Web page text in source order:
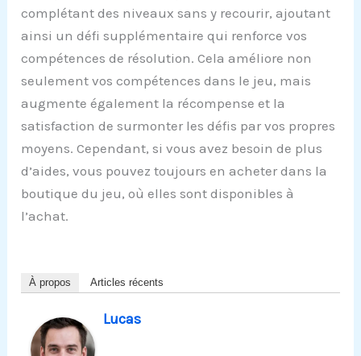
complétant des niveaux sans y recourir, ajoutant
ainsi un défi supplémentaire qui renforce vos
compétences de résolution. Cela améliore non
seulement vos compétences dans le jeu, mais
augmente également la récompense et la
satisfaction de surmonter les défis par vos propres
moyens. Cependant, si vous avez besoin de plus
d’aides, vous pouvez toujours en acheter dans la
boutique du jeu, où elles sont disponibles à
l’achat.
À propos Articles récents
Lucas